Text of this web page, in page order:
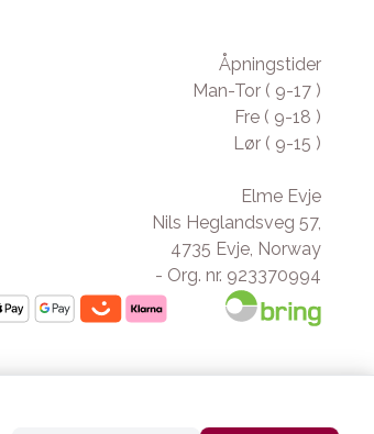
Åpningstider
Man-Tor ( 9-17 )
Fre ( 9-18 )
Lør ( 9-15 )
Elme Evje
Nils Heglandsveg 57,
4735 Evje, Norway
- Org. nr. 923370994